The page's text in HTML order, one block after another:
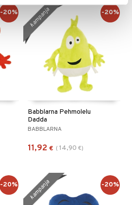
-20%
Babblarna Pehmolelu
Dadda
BABBLARNA
11,92 € ( 14,90 €)
kampanja -20%
-20% kampanja -20%